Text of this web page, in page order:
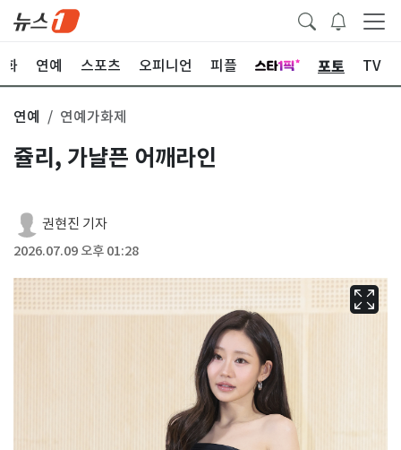
화 연예 스포츠 오피니언 피플 포토 TV
연예 연예가화제
쥴리, 가냘픈 어깨라인
권현진 기자
2026.07.09 오후 01:28